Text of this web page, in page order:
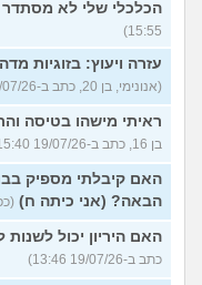
הכלכלי שלי לא מסתדר
15:55)
עזרה ויעוץ: בזוגיות
(אנונימי, בן 20, כתב ב-19/07/26 15:44)
ראיתי מישהו בטיסה
בן 16, כתב ב-19/07/26 15:40)
האם קיבלתי מספיק
הבאה? (אני כיתה ח) (כפיר, בן
האם היריון יכול
כתב ב-19/07/26 13:46)